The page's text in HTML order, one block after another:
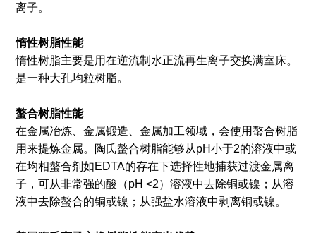
离子。
惰性树脂性能
惰性树脂主要是用在逆流制水正流再生离子交换满室床。
是一种大孔均粒树脂。
螯合树脂性能
在金属冶炼、金属锻造、金属加工领域，会使用螯合树脂
用来提炼金属。陶氏螯合树脂能够从pH小于2的溶液中或
在均相螯合剂如EDTA的存在下选择性地捕获过渡金属离
子，可从非常强的酸（pH <2）溶液中去除铜或镍；从溶
液中去除螯合的铜或镍；从强盐水溶液中剥离铜或镍。